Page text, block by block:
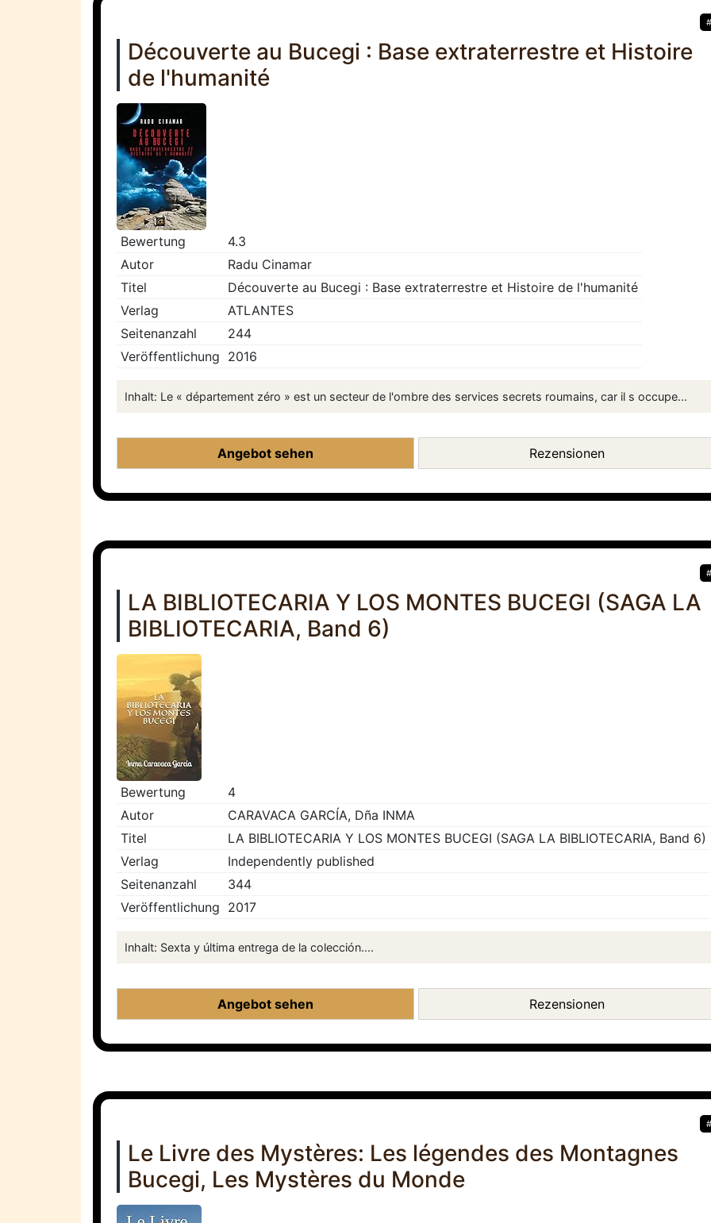
Découverte au Bucegi : Base extraterrestre et Histoire
de l'humanité
Bewertung
4.3
Autor
Radu Cinamar
Titel
Découverte au Bucegi : Base extraterrestre et Histoire de l'humanité
Verlag
ATLANTES
Seitenanzahl
244
Veröffentlichung 2016
Inhalt: Le « département zéro » est un secteur de l'ombre des services secrets roumains, car il s occupe...
Angebot sehen Rezensionen
LA BIBLIOTECARIA Y LOS MONTES BUCEGI (SAGA LA
BIBLIOTECARIA, Band 6)
Bewertung
4
Autor
CARAVACA GARCÍA, Dña INMA
Titel
LA BIBLIOTECARIA Y LOS MONTES BUCEGI (SAGA LA BIBLIOTECARIA, Band 6)
Verlag
Independently published
Seitenanzahl
344
Veröffentlichung 2017
Inhalt: Sexta y última entrega de la colección....
Angebot sehen Rezensionen
Le Livre des Mystères: Les légendes des Montagnes
Bucegi, Les Mystères du Monde